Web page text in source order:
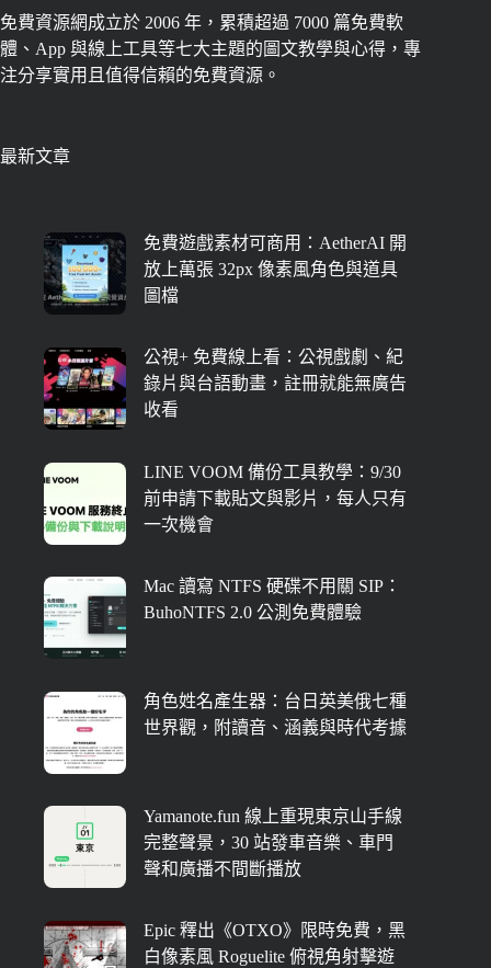
免費資源網成立於 2006 年，累積超過 7000 篇免費軟
體、App 與線上工具等七大主題的圖文教學與心得，專
注分享實用且值得信賴的免費資源。
最新文章
免費遊戲素材可商用：AetherAI 開
放上萬張 32px 像素風角色與道具
圖檔
公視+ 免費線上看：公視戲劇、紀
錄片與台語動畫，註冊就能無廣告
收看
LINE VOOM 備份工具教學：9/30
前申請下載貼文與影片，每人只有
一次機會
Mac 讀寫 NTFS 硬碟不用關 SIP：
BuhoNTFS 2.0 公測免費體驗
角色姓名產生器：台日英美俄七種
世界觀，附讀音、涵義與時代考據
Yamanote.fun 線上重現東京山手線
完整聲景，30 站發車音樂、車門
聲和廣播不間斷播放
Epic 釋出《OTXO》限時免費，黑
白像素風 Roguelite 俯視角射擊遊